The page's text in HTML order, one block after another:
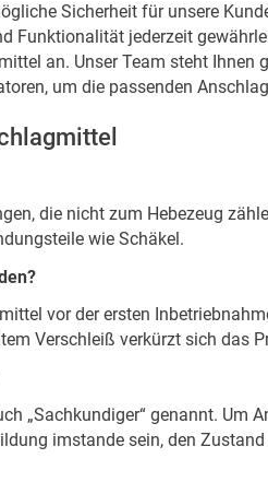
Sicherheit für unsere
Funktionalität jederzeit
an. Unser Team steht
um die passenden
die nicht zum Hebezeug
wie Schäkel.
vor der ersten
Verschleiß verkürzt sich das
„Sachkundiger“ genannt.
imstande sein, den